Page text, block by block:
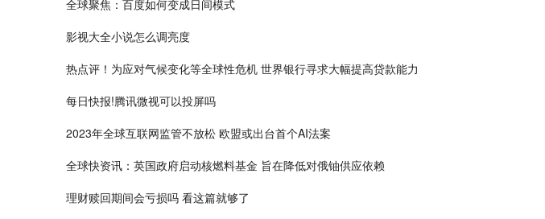
全球聚焦：百度如何变成日间模式
影视大全小说怎么调亮度
热点评！为应对气候变化等全球性危机 世界银行寻求大幅提高贷款能力
每日快报!腾讯微视可以投屏吗
2023年全球互联网监管不放松 欧盟或出台首个AI法案
全球快资讯：英国政府启动核燃料基金 旨在降低对俄铀供应依赖
理财赎回期间会亏损吗 看这篇就够了